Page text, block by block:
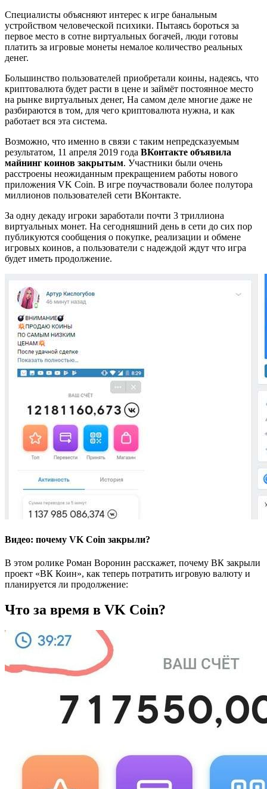
Специалисты объясняют интерес к игре банальным
устройством человеческой психики. Пытаясь бороться за
первое место в сотне виртуальных богачей, люди готовы
платить за игровые монеты немалое количество реальных
денег.
Большинство пользователей приобретали коины, надеясь, что
криптовалюта будет расти в цене и займёт постоянное место
на рынке виртуальных денег, На самом деле многие даже не
разбираются в том, для чего криптовалюта нужна, и как
работает вся эта система.
Возможно, что именно в связи с таким непредсказуемым
результатом, 11 апреля 2019 года ВКонтакте объявила
майнинг коинов закрытым. Участники были очень
расстроены неожиданным прекращением работы нового
приложения VK Coin. В игре поучаствовали более полутора
миллионов пользователей сети ВКонтакте.
За одну декаду игроки заработали почти 3 триллиона
виртуальных монет. На сегодняшний день в сети до сих пор
публикуются сообщения о покупке, реализации и обмене
игровых коинов, а пользователи с надеждой ждут что игра
будет иметь продолжение.
Видео: почему VK Coin закрыли?
В этом ролике Роман Воронин расскажет, почему ВК закрыли
проект «ВК Коин», как теперь потратить игровую валюту и
планируется ли продолжение:
Что за время в VK Coin?